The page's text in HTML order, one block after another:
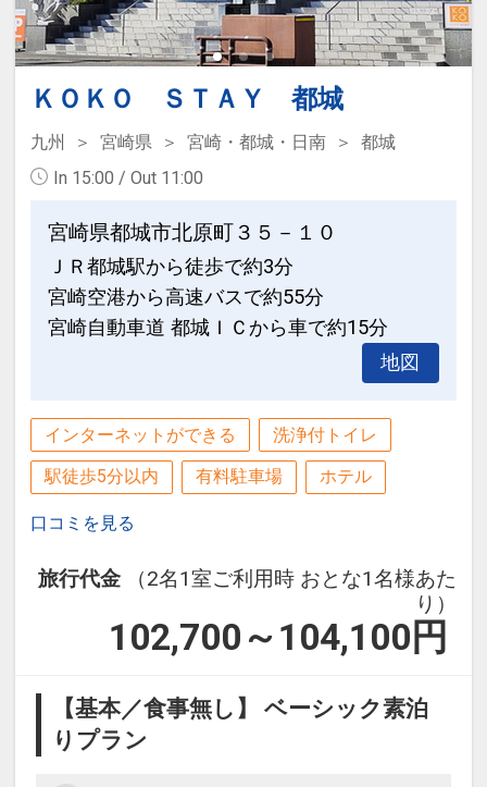
一部有料
■ゆったりベッド 全客室クィーンサイズ
■全室インターネット接続OK
■正午からチェックインOK！ チェックア
ウト11：00 ステイ最長23時間
★朝食有料化のお知らせ
5月1日から大人1名様あたり1000円（税
込）、
12歳以下のお子様1名様あたり500円
（税込）、5歳以下のお子様は0円となり
※フロントにて購入可能です。
設定期間：2025年2月10日～2026年11
月30日
200000037962
ＫＯＫＯ ＳＴＡＹ 都城
九州 宮崎県 宮崎・都城・日南
都城
In 15:00 / Out 11:00
宮崎県都城市北原町３５－１０
ＪＲ都城駅から徒歩で約3分
宮崎空港から高速バスで約55分
宮崎自動車道 都城ＩＣから車で約15分
地図
インターネットができる 洗浄付トイレ
駅徒歩5分以内 有料駐車場 ホテル
口コミを見る
旅行代金
（2名1室ご利用時 おとな1名様あた
り）
102,700～104,100 円
【基本／食事無し】 ベーシック素泊
りプラン